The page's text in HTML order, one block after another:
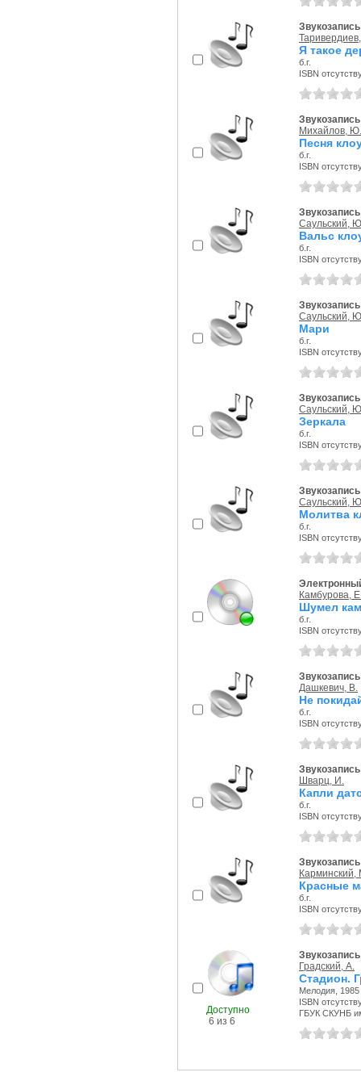
Я такое
б.г.
ISBN
Михайлов, Ю.
Песня
б.г.
ISBN
Саульский,
Вальс
б.г.
ISBN
Саульский,
Мари
б.г.
ISBN
Саульский,
Зеркала
б.г.
ISBN
Саульский,
Молитва
б.г.
ISBN
Камбурова,
Шумел
б.г.
ISBN
Дашкевич, В.
Не
б.г.
ISBN
Шварц, И.
Капли
б.г.
ISBN
Карминский,
Красные
б.г.
ISBN
Доступно
6 из 6
Звукозапись
Градский, А.
Стадион.
Мелодия, 1985
ISBN
ГБУК СКУНБ